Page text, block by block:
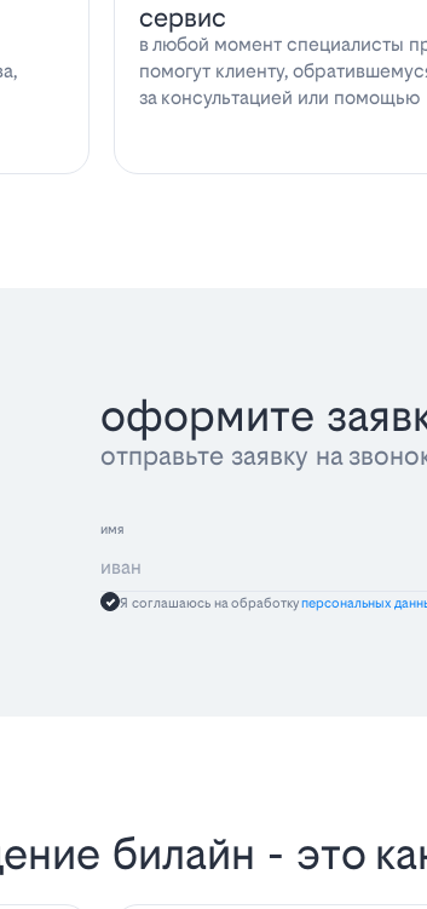
сервис
в любой момент специалисты
помогут клиенту,
за консультацией или помощью
оформите
отправьте заявку на
имя
Я соглашаюсь на обработкуперсональных
билайн - это